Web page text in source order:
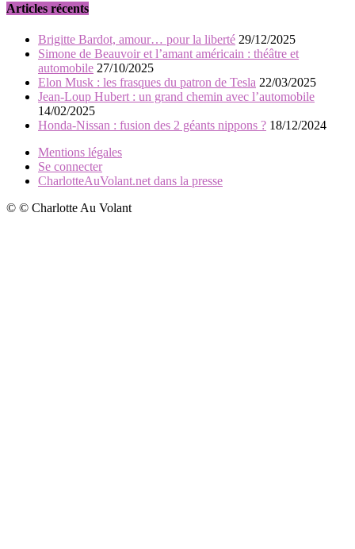
Articles récents
Brigitte Bardot, amour… pour la liberté 29/12/2025
Simone de Beauvoir et l’amant américain : théâtre et
automobile 27/10/2025
Elon Musk : les frasques du patron de Tesla 22/03/2025
Jean-Loup Hubert : un grand chemin avec l’automobile
14/02/2025
Honda-Nissan : fusion des 2 géants nippons ? 18/12/2024
Mentions légales
Se connecter
CharlotteAuVolant.net dans la presse
© © Charlotte Au Volant